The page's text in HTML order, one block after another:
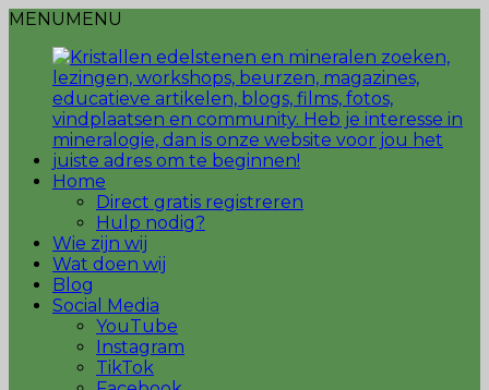
MENUMENU
Home
Direct gratis registreren
Hulp nodig?
Wie zijn wij
Wat doen wij
Blog
Social Media
YouTube
Instagram
TikTok